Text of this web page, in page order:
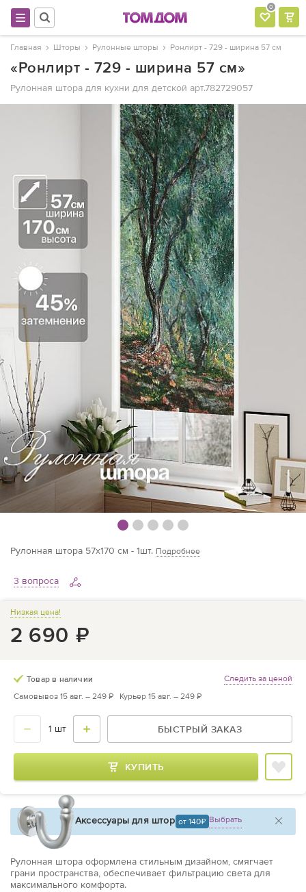
0
Главная Шторы Рулонные шторы Ронлирт - 729 - ширина 57 см
«Ронлирт - 729 - ширина 57 см»
Рулонная штора для кухни для детской арт.782729057
Рулонная штора 57х170 см - 1шт. Подробнее
3 вопроса
Низкая цена!
2 690 ₽
Товар в наличии
Следить за ценой
Самовывоз 15 авг. – 249 ₽ Курьер 15 авг. – 249 ₽
БЫСТРЫЙ ЗАКАЗ
КУПИТЬ
Аксессуары для штор от 140 Выбрать
Рулонная штора оформлена стильным дизайном, смягчает
грани пространства, обеспечивает фильтрацию света для
максимального комфорта.